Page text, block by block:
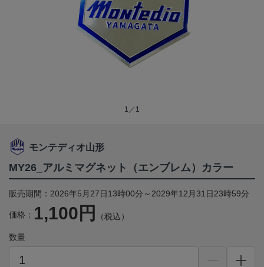
1／1
モンテディオ山形
MY26_アルミマグネット（エンブレム）カラー
販売期間：2026年5月27日13時00分～2029年12月31日23時59分
価格： 1,100円 （税込）
数量